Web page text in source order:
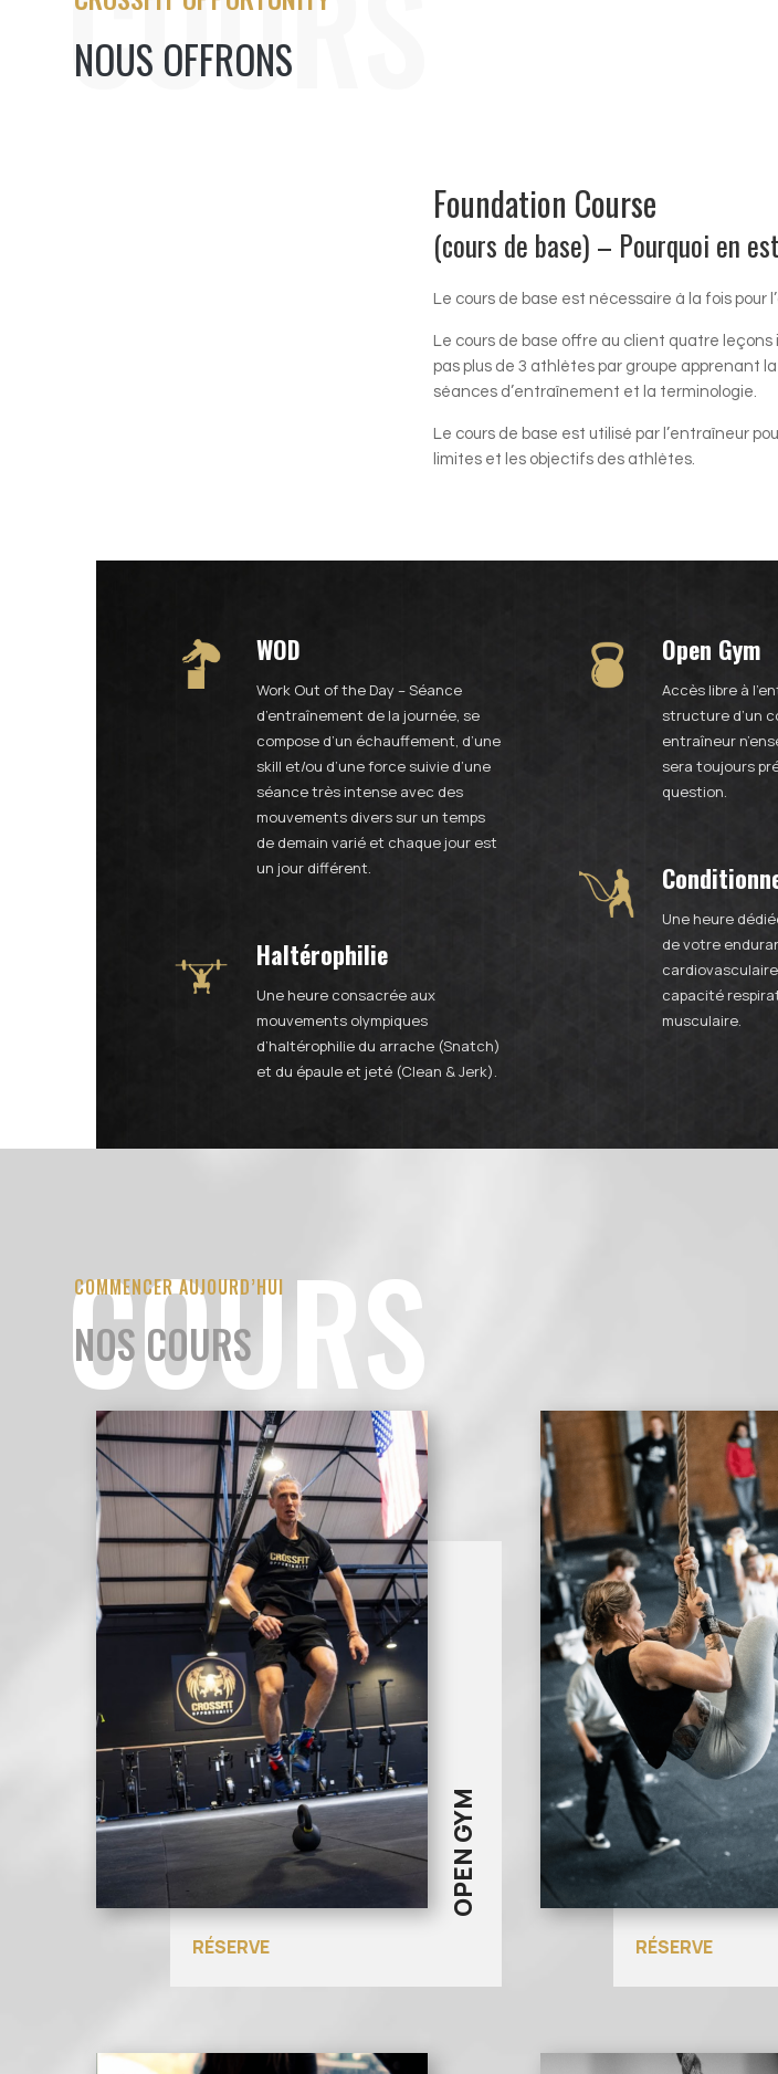
NOUS OFFRONS
Foundation Course
(cours de base) – Pourquoi en
Le cours de base est nécessaire à la fois pour
Le cours de base offre au client quatre leçons
pas plus de 3 athlètes par groupe apprenant
séances d’entraînement et la terminologie.
Le cours de base est utilisé par l’entraîneur
limites et les objectifs des athlètes.
WOD
Work Out of the Day – Séance
d’entraînement de la journée, se
compose d’un échauffement, d’une
skill et/ou d’une force suivie d’une
séance très intense avec des
mouvements divers sur un temps
de demain varié et chaque jour est
un jour différent.
Haltérophilie
Une heure consacrée aux
mouvements olympiques
d’haltérophilie du arrache (Snatch)
et du épaule et jeté (Clean & Jerk).
Open Gym
Accès libre à
structure d’un
entraîneur
sera toujours
question.
Une heure
de votre
capacité
musculaire.
COMMENCER AUJOURD’HUI
COURS
NOS COURS
OPEN GYM
RÉSERVE RÉSERVE